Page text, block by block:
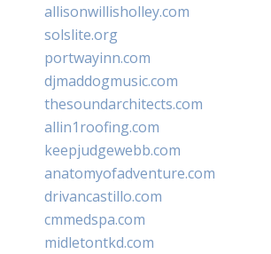
allisonwillisholley.com
solslite.org
portwayinn.com
djmaddogmusic.com
thesoundarchitects.com
allin1roofing.com
keepjudgewebb.com
anatomyofadventure.com
drivancastillo.com
cmmedspa.com
midletontkd.com